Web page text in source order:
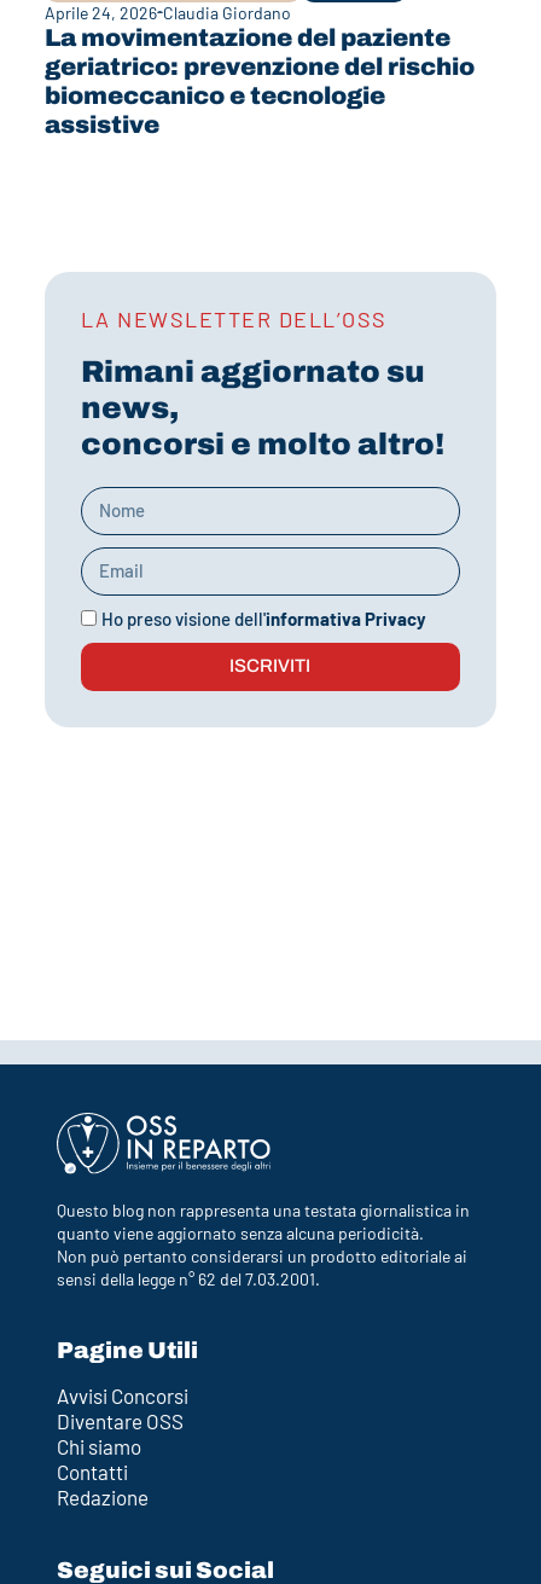
Aprile 24, 2026 Claudia Giordano
La movimentazione del paziente
geriatrico: prevenzione del rischio
biomeccanico e tecnologie
assistive
LA NEWSLETTER DELL’OSS
Rimani aggiornato su
news,
concorsi e molto altro!
Ho preso visione dell'informativa Privacy
ISCRIVITI
Questo blog non rappresenta una testata giornalistica in
quanto viene aggiornato senza alcuna periodicità.
Non può pertanto considerarsi un prodotto editoriale ai
sensi della legge n° 62 del 7.03.2001.
Pagine Utili
Avvisi Concorsi
Diventare OSS
Chi siamo
Contatti
Redazione
Seguici sui Social